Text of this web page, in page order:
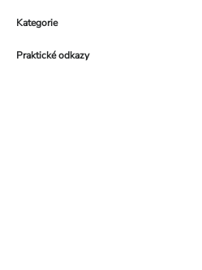
Kategorie
Praktické odkazy